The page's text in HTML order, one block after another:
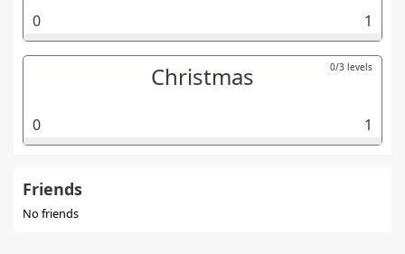
Friends
No friends
0 1
Christmas 0/3 levels
0 1